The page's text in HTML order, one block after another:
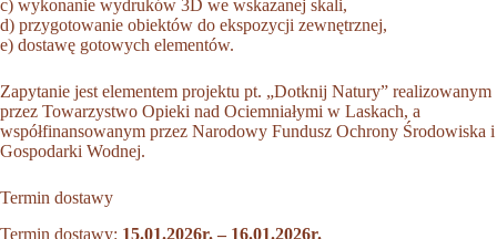
c) wykonanie wydruków 3D we wskazanej skali,
d) przygotowanie obiektów do ekspozycji zewnętrznej,
e) dostawę gotowych elementów.
Zapytanie jest elementem projektu pt. „Dotknij Natury” realizowanym
przez Towarzystwo Opieki nad Ociemniałymi w Laskach, a
współfinansowanym przez Narodowy Fundusz Ochrony Środowiska i
Gospodarki Wodnej.
Termin dostawy
Termin dostawy: 15.01.2026r. – 16.01.2026r.